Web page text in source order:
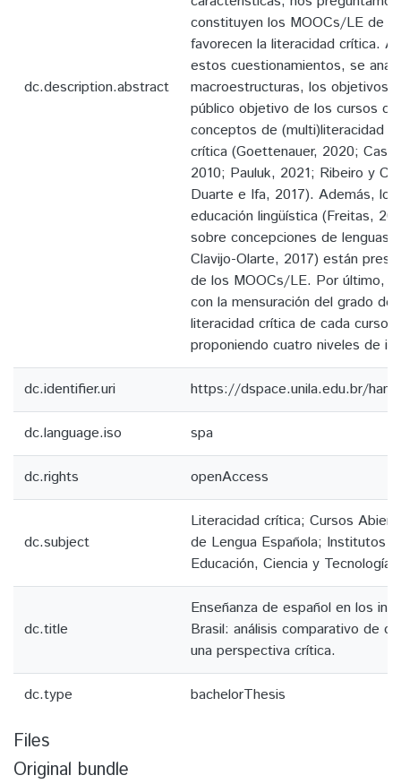
dc.description.abstract
constituyen los MOOCs/LE de
favorecen la literacidad crítica.
estos cuestionamientos, se
macroestructuras, los objetivos,
público objetivo de los cursos
conceptos de (multi)literacidad
crítica (Goettenauer, 2020;
2010; Pauluk, 2021; Ribeiro y
Duarte e Ifa, 2017). Además,
educación lingüística (Freitas,
sobre concepciones de lenguas
Clavijo-Olarte, 2017) están
de los MOOCs/LE. Por último,
con la mensuración del grado
literacidad crítica de cada curso
proponiendo cuatro niveles de
dc.identifier.uri https://dspace.unila.edu.br/
dc.language.iso spa
dc.rights openAccess
dc.subject
Literacidad crítica; Cursos
de Lengua Española; Institutos
Educación, Ciencia y Tecnología
dc.title
Enseñanza de español en los
Brasil: análisis comparativo de
una perspectiva crítica.
dc.type bachelorThesis
Files
Original bundle